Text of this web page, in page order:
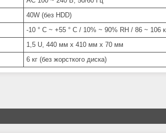
40W (без HDD)
-10 ° C ~ +55 ° C / 10% ~ 90% RH / 86 ~ 106
1,5 U, 440 мм х 410 мм х 70 мм
6 кг (без жорсткого диска)